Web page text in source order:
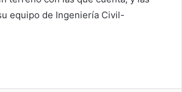
equipo de Ingeniería Civil-